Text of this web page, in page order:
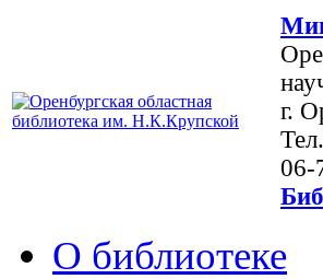
г.
06-
О библиотеке